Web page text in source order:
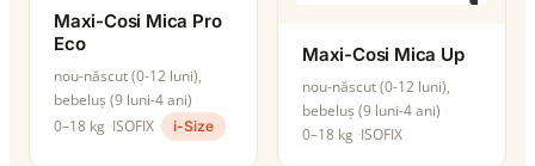
Maxi-Cosi Mica Pro
Eco
nou-născut (0-12 luni),
bebeluș (9 luni-4 ani)
0–18 kg ISOFIX i-Size
Maxi-Cosi Mica Up
nou-născut (0-12 luni),
bebeluș (9 luni-4 ani)
0–18 kg ISOFIX